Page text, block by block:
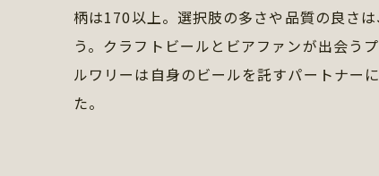
柄は170以上。選択肢の多さや品質の良さ
う。クラフトビールとビアファンが出会う
ルワリーは自身のビールを託すパートナー
た。